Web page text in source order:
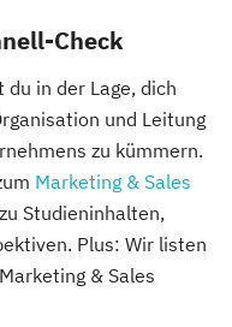
Check
in der Lage, dich
und Leitung
zu kümmern.
Marketing & Sales
Studieninhalten,
Plus: Wir listen
& Sales